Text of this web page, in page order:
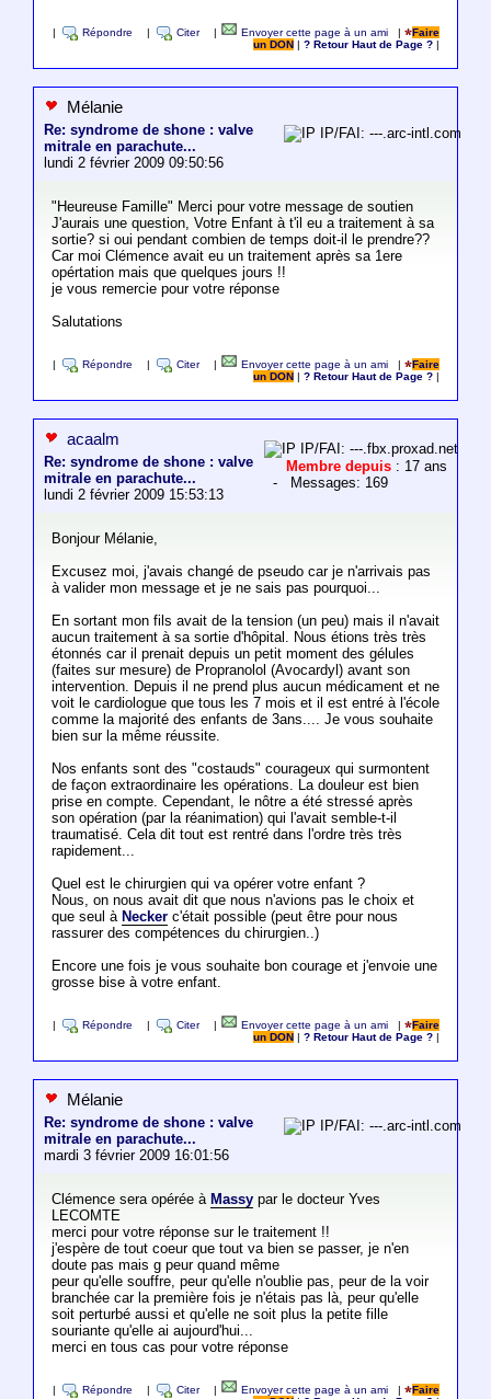
Répondre Citer Envoyer cette page à un ami |
Faire
un DON
|? Retour Haut de Page ?
Mélanie
Re: syndrome de shone : valve
mitrale en parachute...
lundi 2 février 2009 09:50:56
IP/FAI: ---.arc-intl.com
"Heureuse Famille" Merci pour votre message de soutien
J'aurais une question, Votre Enfant à t'il eu a traitement à sa
sortie? si oui pendant combien de temps doit-il le prendre??
Car moi Clémence avait eu un traitement après sa 1ere
opértation mais que quelques jours !!
je vous remercie pour votre réponse
Salutations
Répondre Citer Envoyer cette page à un ami |
Faire
un DON
|? Retour Haut de Page ?
acaalm
Re: syndrome de shone : valve
mitrale en parachute...
lundi 2 février 2009 15:53:13
IP/FAI: ---.fbx.proxad.net
Membre depuis : 17 ans
- Messages: 169
Bonjour Mélanie,
Excusez moi, j'avais changé de pseudo car je n'arrivais pas
à valider mon message et je ne sais pas pourquoi...
En sortant mon fils avait de la tension (un peu) mais il n'avait
aucun traitement à sa sortie d'hôpital. Nous étions très très
étonnés car il prenait depuis un petit moment des gélules
(faites sur mesure) de Propranolol (Avocardyl) avant son
intervention. Depuis il ne prend plus aucun médicament et ne
voit le cardiologue que tous les 7 mois et il est entré à l'école
comme la majorité des enfants de 3ans.... Je vous souhaite
bien sur la même réussite.
Nos enfants sont des "costauds" courageux qui surmontent
de façon extraordinaire les opérations. La douleur est bien
prise en compte. Cependant, le nôtre a été stressé après
son opération (par la réanimation) qui l'avait semble-t-il
traumatisé. Cela dit tout est rentré dans l'ordre très très
rapidement...
Quel est le chirurgien qui va opérer votre enfant ?
Nous, on nous avait dit que nous n'avions pas le choix et
que seul à Neckerc'était possible (peut être pour nous
rassurer des compétences du chirurgien..)
Encore une fois je vous souhaite bon courage et j'envoie une
grosse bise à votre enfant.
Répondre Citer Envoyer cette page à un ami |
Faire
un DON
|? Retour Haut de Page ?
Mélanie
Re: syndrome de shone : valve
mitrale en parachute...
mardi 3 février 2009 16:01:56
IP/FAI: ---.arc-intl.com
Clémence sera opérée à Massypar le docteur Yves
LECOMTE
merci pour votre réponse sur le traitement !!
j'espère de tout coeur que tout va bien se passer, je n'en
doute pas mais g peur quand même
peur qu'elle souffre, peur qu'elle n'oublie pas, peur de la voir
branchée car la première fois je n'étais pas là, peur qu'elle
soit perturbé aussi et qu'elle ne soit plus la petite fille
souriante qu'elle ai aujourd'hui...
merci en tous cas pour votre réponse
Répondre Citer Envoyer cette page à un ami |
Faire